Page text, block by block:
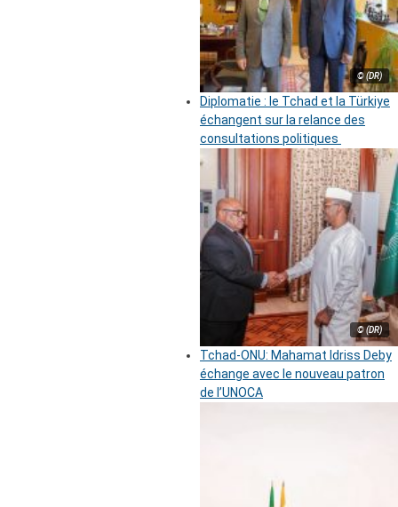
© (DR)
Diplomatie : le Tchad et la Türkiye
échangent sur la relance des
consultations politiques
© (DR)
Tchad-ONU: Mahamat Idriss Deby
échange avec le nouveau patron
de l’UNOCA